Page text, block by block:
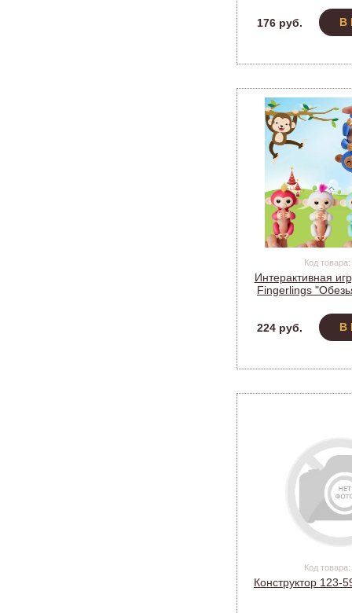
176 руб. В
Код
Интерактивная
Fingerlings
224 руб. В
Код
Конструктор 123-